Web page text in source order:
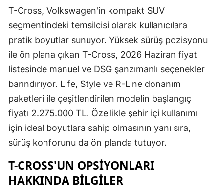
T-Cross, Volkswagen'in kompakt SUV
segmentindeki temsilcisi olarak kullanıcılara
pratik boyutlar sunuyor. Yüksek sürüş pozisyonu
ile ön plana çıkan T-Cross, 2026 Haziran fiyat
listesinde manuel ve DSG şanzımanlı seçenekler
barındırıyor. Life, Style ve R-Line donanım
paketleri ile çeşitlendirilen modelin başlangıç
fiyatı 2.275.000 TL. Özellikle şehir içi kullanımı
için ideal boyutlara sahip olmasının yanı sıra,
sürüş konforunu da ön planda tutuyor.
T-CROSS'UN OPSIYONLARI
HAKKINDA BILGILER